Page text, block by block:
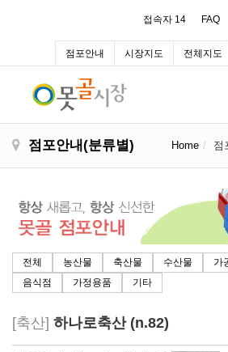
접속자 14 FAQ
점포안내 시장지도 전체지도
점포안내(분류별) Home 점
전체 농산물 축산물 수산물 가
음식점
가정용품 기타
[축산] 하나로축산 (n.82)